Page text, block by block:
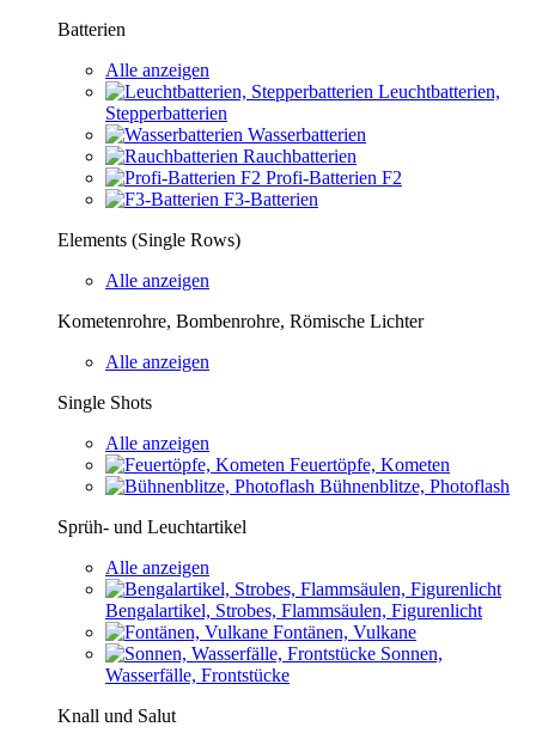
Batterien
Alle anzeigen
Leuchtbatterien,
Stepperbatterien
Wasserbatterien
Rauchbatterien
Profi-Batterien F2
F3-Batterien
Elements (Single Rows)
Alle anzeigen
Kometenrohre, Bombenrohre, Römische Lichter
Alle anzeigen
Single Shots
Alle anzeigen
Feuertöpfe, Kometen
Bühnenblitze, Photoflash
Sprüh- und Leuchtartikel
Alle anzeigen
Bengalartikel, Strobes, Flammsäulen, Figurenlicht
Fontänen, Vulkane
Sonnen,
Wasserfälle, Frontstücke
Knall und Salut